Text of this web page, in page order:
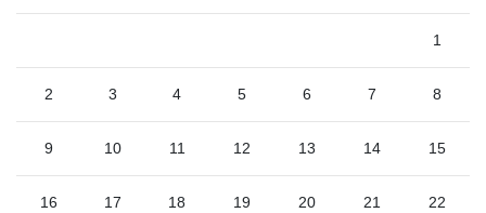
1
2 3 4 5 6 7 8
9 10 11 12 13 14 15
16 17 18 19 20 21 22